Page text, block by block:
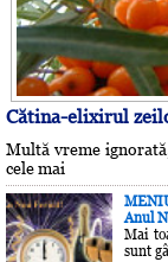
Cătina-elixirul
Multă vreme
cele mai
Anul
Mai
sunt